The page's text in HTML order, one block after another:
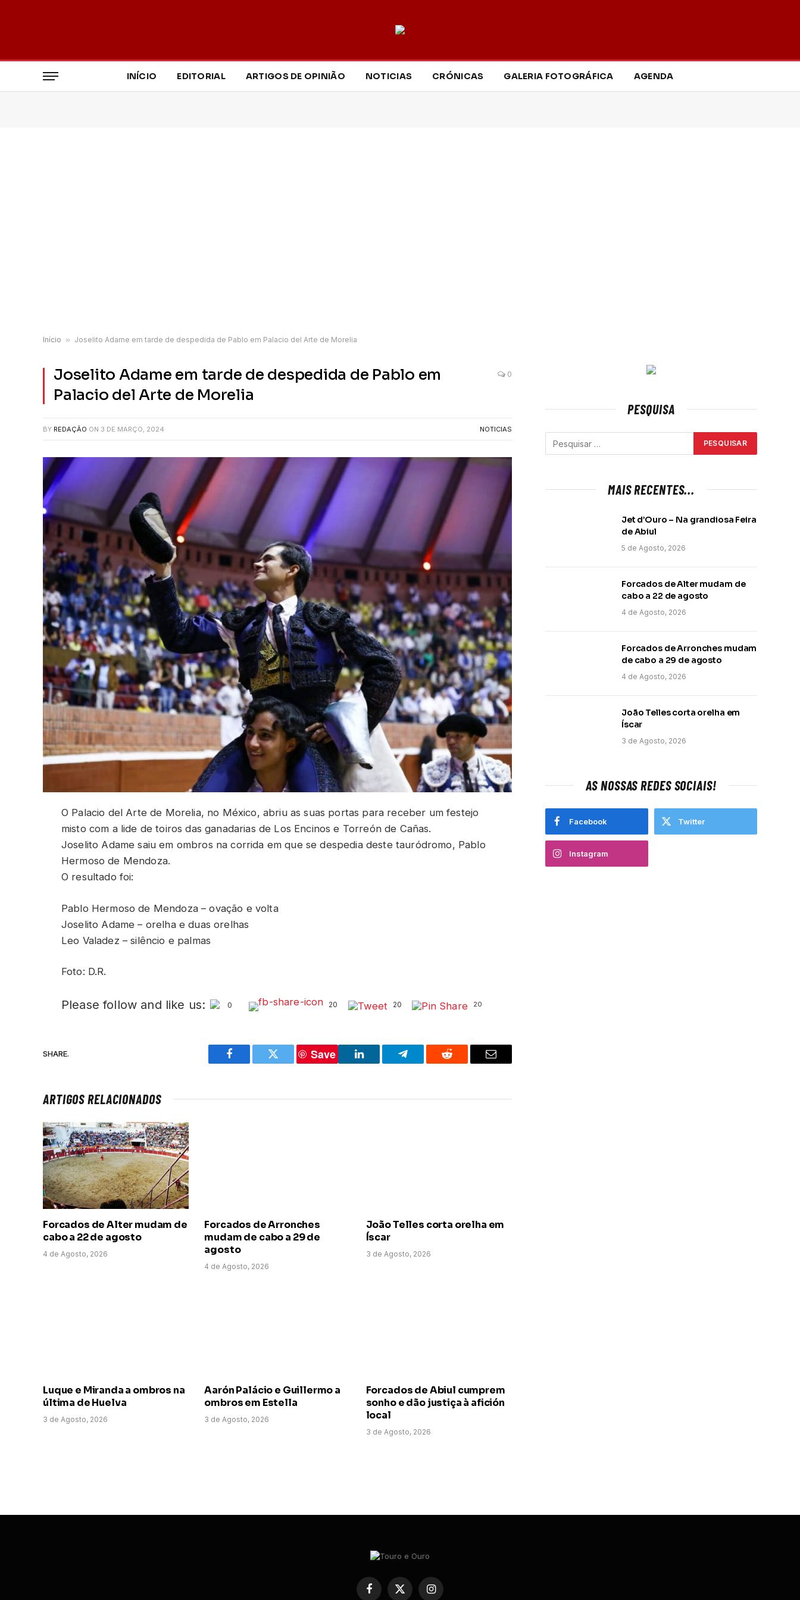
INÍCIO EDITORIAL ARTIGOS DE OPINIÃO NOTICIAS CRÓNICAS GALERIA FOTOGRÁFICA AGENDA
Início » Joselito Adame em tarde de despedida de Pablo em Palacio del Arte de Morelia
Joselito Adame em tarde de despedida de Pablo em
Palacio del Arte de Morelia
0
BY REDAÇÃO ON 3 DE MARÇO, 2024 NOTICIAS
O Palacio del Arte de Morelia, no México, abriu as suas portas para receber um festejo
misto com a lide de toiros das ganadarias de Los Encinos e Torreón de Cañas.
Joselito Adame saiu em ombros na corrida em que se despedia deste tauródromo, Pablo
Hermoso de Mendoza.
O resultado foi:
Pablo Hermoso de Mendoza – ovação e volta
Joselito Adame – orelha e duas orelhas
Leo Valadez – silêncio e palmas
Foto: D.R.
Please follow and like us: 0 20 20 20
SHARE.
Facebook Twitter
Save
LinkedIn Telegram Reddit Email
ARTIGOS RELACIONADOS
Forcados de Alter mudam de
cabo a 22 de agosto
4 de Agosto, 2026
Forcados de Arronches
mudam de cabo a 29 de
agosto
4 de Agosto, 2026
João Telles corta orelha em
Íscar
3 de Agosto, 2026
Luque e Miranda a ombros na
última de Huelva
3 de Agosto, 2026
Aarón Palácio e Guillermo a
ombros em Estella
3 de Agosto, 2026
Forcados de Abiul cumprem
sonho e dão justiça à afición
local
3 de Agosto, 2026
PESQUISA
MAIS RECENTES...
Jet d’Ouro – Na grandiosa Feira
de Abiul
5 de Agosto, 2026
Forcados de Alter mudam de
cabo a 22 de agosto
4 de Agosto, 2026
Forcados de Arronches mudam
de cabo a 29 de agosto
4 de Agosto, 2026
João Telles corta orelha em
Íscar
3 de Agosto, 2026
AS NOSSAS REDES SOCIAIS!
Facebook Twitter
Instagram
Facebook
X Instagram